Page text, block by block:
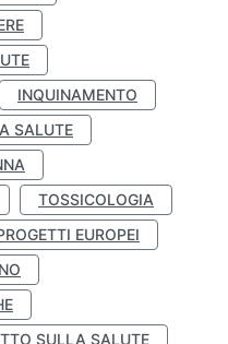
INQUINAMENTO
SALUTE
TOSSICOLOGIA
EUROPEI
SULLA SALUTE